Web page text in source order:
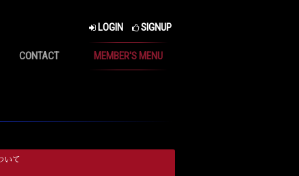
LOGIN SIGNUP
CONTACT MEMBER'S MENU
いて